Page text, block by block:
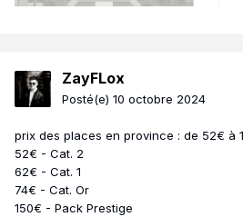
ZayFLox
Posté(e) 10 octobre 2024
prix des places en province : de 52€ à
52€ - Cat. 2
62€ - Cat. 1
74€ - Cat. Or
150€ - Pack Prestige